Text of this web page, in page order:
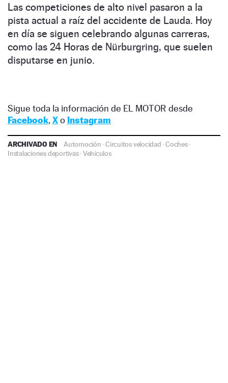
Las competiciones de alto nivel pasaron a la
pista actual a raíz del accidente de Lauda. Hoy
en día se siguen celebrando algunas carreras,
como las 24 Horas de Nürburgring, que suelen
disputarse en junio.
Sigue toda la información de EL MOTOR desde
Facebook, Xo Instagram
ARCHIVADO EN Automoción ·Circuitos velocidad ·Coches·
Instalaciones deportivas·Vehículos